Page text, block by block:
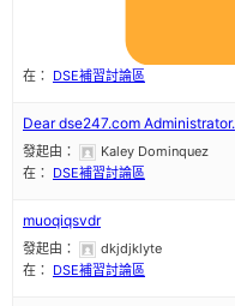
在： DSE補習討論區
Dear dse247.com Administrator.
發起由：
Kaley Dominquez
在： DSE補習討論區
muoqiqsvdr
發起由：
dkjdjklyte
在： DSE補習討論區